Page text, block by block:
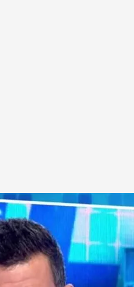
el bulo sobre la normativa de
- 17:29h.
desmiente el